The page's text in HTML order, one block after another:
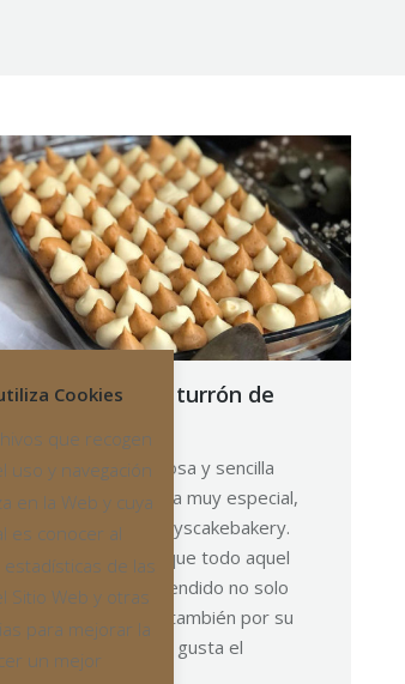
con crema de turrón de
una maravillosa y sencilla
preparar en un día muy especial,
ha realizado pattyscakebakery.
delicia con la que todo aquel
quedará sorprendido no solo
apariencia sino también por su
sabor. ¿A quién no le gusta el
Se…
Cookies
que recogen
uso y navegación
en la Web y cuya
es conocer al
de las
Sitio Web y otras
para mejorar la
un mejor